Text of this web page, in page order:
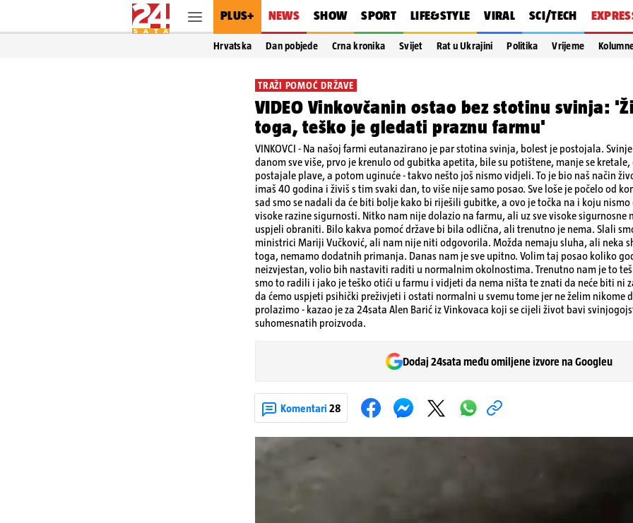
PLUS+ NEWS SHOW SPORT LIFE&STYLE VIRAL SCI/TECH
Hrvatska Dan pobjede Crna kronika Svijet Rat u Ukrajini Politika Vrijeme
TRAŽI POMOĆ DRŽAVE
VIDEO Vinkovčanin ostao bez stotinu svinja:
toga, teško je gledati praznu farmu'
VINKOVCI - Na našoj farmi eutanazirano je par stotina svinja, bolest je postojala.
danom sve više, prvo je krenulo od gubitka apetita, bile su potištene, manje se
postajale plave, a potom uginuće - takvo nešto još nismo vidjeli. To je bio naš način
imaš 40 godina i živiš s tim svaki dan, to više nije samo posao. Sve loše je počelo od
sad smo se nadali da će biti bolje kako bi riješili gubitke, a ovo je točka na i koju
visoke razine sigurnosti. Nitko nam nije dolazio na farmu, ali uz sve visoke sigurnosne
uspjeli obraniti. Bilo kakva pomoć države bi bila odlična, ali trenutno je nema. Slali
ministrici Mariji Vučković, ali nam nije niti odgovorila. Možda nemaju sluha, ali neka
toga, nemamo dodatnih primanja. Danas nam je sve upitno. Volim taj posao koliko
neizvjestan, volio bih nastaviti raditi u normalnim okolnostima. Trenutno nam je to
smo to radili i jako je teško otići u farmu i vidjeti da nema ništa te znati da neće biti ni
da ćemo uspjeti psihički preživjeti i ostati normalni u svemu tome jer ne želim nikome
prolazimo - kazao je za 24sata Alen Barić iz Vinkovaca koji se cijeli život bavi
suhomesnatih proizvoda.
Dodaj 24sata među omiljene izvore na Googleu
Komentari 28